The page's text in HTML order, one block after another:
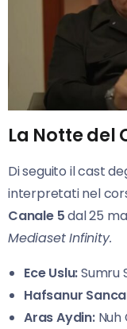
La Notte del
Di seguito il cast
interpretati nel
Canale 5dal 25
Mediaset Infinity.
Ece Uslu:Sumru
Hafsanur
Aras Aydin:Nuh